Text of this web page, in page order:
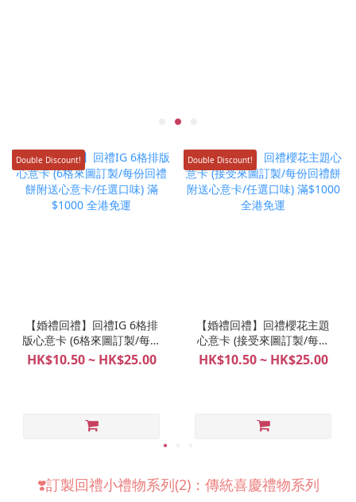
Double Discount!
【婚禮回禮】回禮IG 6格排
版心意卡 (6格來圖訂製/每份
回禮餅附送心意卡/任選口味)
滿$1000 全港免運
HK$10.50 ~ HK$25.00
Double Discount!
【婚禮回禮】回禮櫻花主題
心意卡 (接受來圖訂製/每份
回禮餅附送心意卡/任選口味)
滿$1000 全港免運
HK$10.50 ~ HK$25.00
❣️訂製回禮小禮物系列(2)：傳統喜慶禮物系列